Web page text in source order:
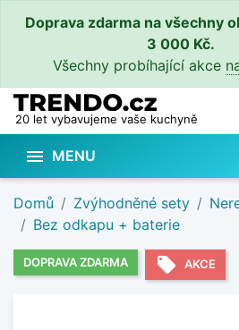
Doprava zdarma na všechny
3 000 Kč.
Všechny probíhající akce
20 let vybavujeme vaše kuchyně
 MENU
Domů Zvýhodněné sety
Bez odkapu + baterie
DOPRAVA ZDARMA local_offer AKCE